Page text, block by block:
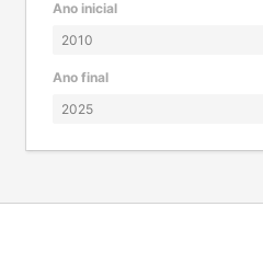
Ano inicial
Ano final